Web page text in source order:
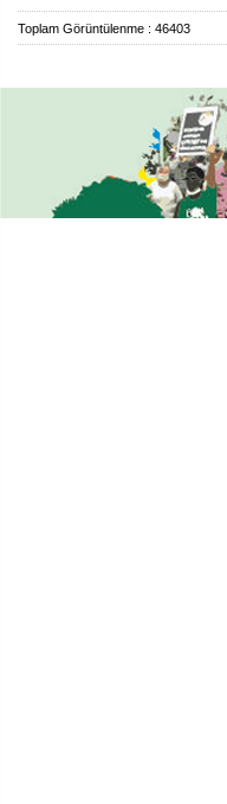
Toplam Görüntülenme : 46403